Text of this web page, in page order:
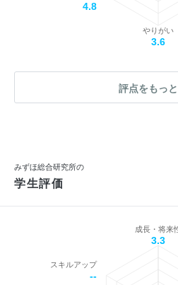
やりがい
3.6
4.8
評点をもっ
みずほ総合研究所の
学生評価
成長・将来
3.3
スキルアップ
--